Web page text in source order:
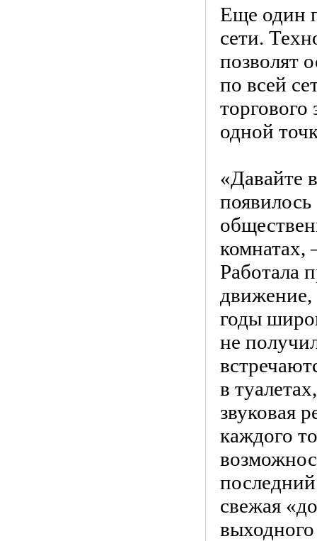
Еще один
сети.
позволят
по всей
одной
«Давайте
комнатах,
Работала
годы
не
в
звуковая
каждого
свежая